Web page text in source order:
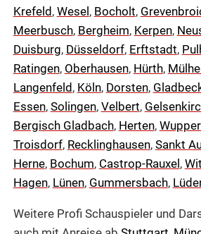
Krefeld, Wesel, Bocholt,
Meerbusch, Bergheim, Kerpen,
Duisburg, Düsseldorf, Erftstadt,
Ratingen, Oberhausen, Hürth,
Langenfeld, Köln, Dorsten,
Essen, Solingen, Velbert,
Bergisch Gladbach, Herten,
Troisdorf, Recklinghausen, Sankt
Herne, Bochum, Castrop-Rauxel,
Hagen, Lünen, Gummersbach,
Weitere Profi Schauspieler und